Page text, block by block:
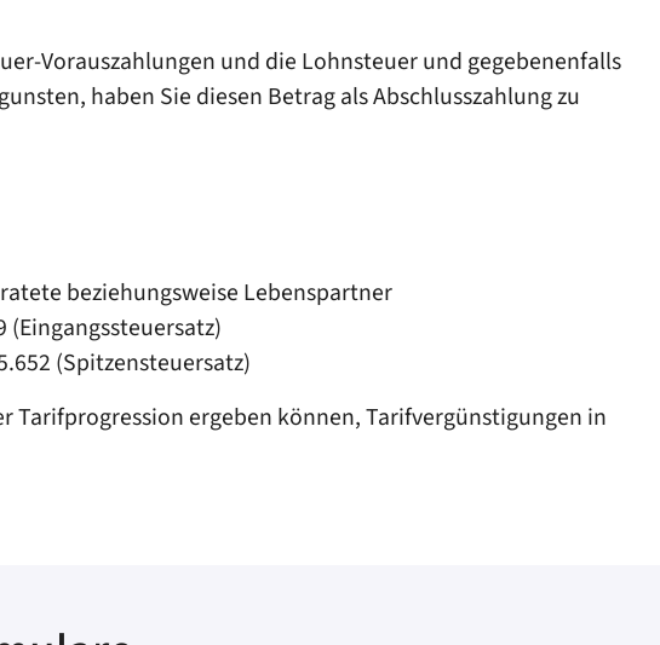
Vorauszahlungen und die Lohnsteuer und gegebenenfalls
haben Sie diesen Betrag als Abschlusszahlung zu
beziehungsweise Lebenspartner
(Eingangssteuersatz)
(Spitzensteuersatz)
ergeben können, Tarifvergünstigungen in